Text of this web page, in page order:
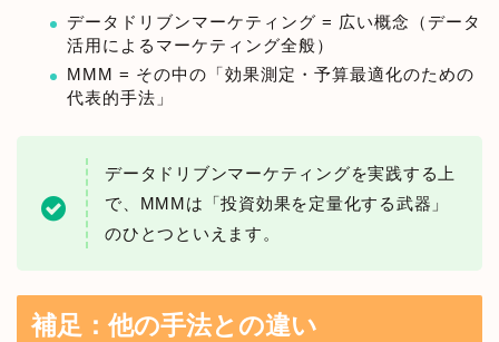
データドリブンマーケティング = 広い概念（データ
活用によるマーケティング全般）
MMM = その中の「効果測定・予算最適化のための
代表的手法」
データドリブンマーケティングを実践する上
で、MMMは「投資効果を定量化する武器」
のひとつといえます。
補足：他の手法との違い